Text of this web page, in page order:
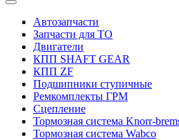
Автозапчасти
Запчасти для ТО
Двигатели
КПП SHAFT GEAR
КПП ZF
Подшипники ступичные
Ремкомплекты ГРМ
Сцепление
Тормозная система Knorr-
Тормозная система Wabco